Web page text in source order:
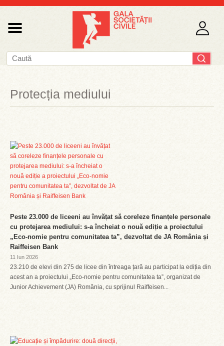
Protecția mediului
Peste 23.000 de liceeni au învățat să coreleze finanțele personale
cu protejarea mediului: s-a încheiat o nouă ediție a proiectului
„Eco-nomie pentru comunitatea ta”, dezvoltat de JA România și
Raiffeisen Bank
11 Iun 2026
23.210 de elevi din 275 de licee din întreaga țară au participat la ediția din
acest an a proiectului „Eco-nomie pentru comunitatea ta”, organizat de
Junior Achievement (JA) România, cu sprijinul Raiffeisen...